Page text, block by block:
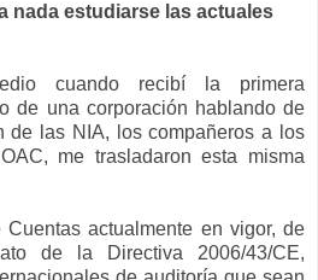
nada estudiarse las actuales
cuando recibí la primera
de una corporación hablando de
de las NIA, los compañeros a los
me trasladaron esta misma
actualmente en vigor, de
de la Directiva 2006/43/CE,